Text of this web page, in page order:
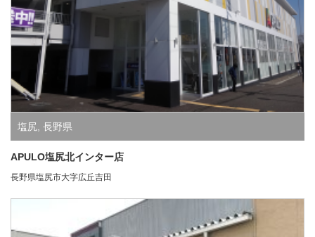
塩尻 長野県
APULO塩尻北インター店
長野県塩尻市大字広丘吉田